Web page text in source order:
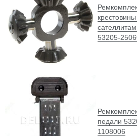
53205-
педали
1108006